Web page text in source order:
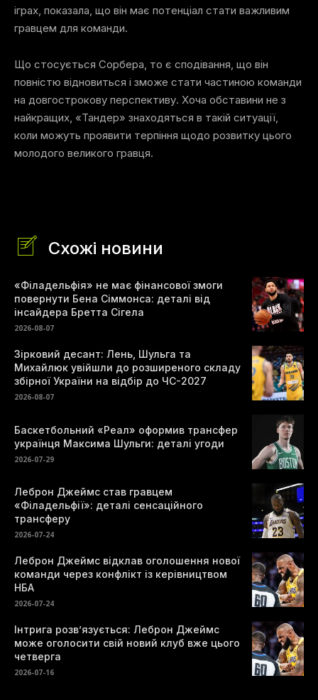
іграх, показала, що він має потенціал стати важливим
гравцем для команди.
Що стосується Сорбера, то є сподівання, що він
повністю відновиться і зможе стати частиною команди
на довгострокову перспективу. Хоча обставини не з
найкращих, «Тандер» знаходяться в такій ситуації,
коли можуть проявити терпіння щодо розвитку цього
молодого великого гравця.
Схожі новини
«Філадельфія» не має фінансової змоги
повернути Бена Сіммонса: деталі від
інсайдера Бретта Сігела
2026-08-07
Зірковий десант: Лень, Шульга та
Михайлюк увійшли до розширеного складу
збірної України на відбір до ЧС-2027
2026-08-07
Баскетбольний «Реал» оформив трансфер
українця Максима Шульги: деталі угоди
2026-07-29
Леброн Джеймс став гравцем
«Філадельфії»: деталі сенсаційного
трансферу
2026-07-24
Леброн Джеймс відклав оголошення нової
команди через конфлікт із керівництвом
НБА
2026-07-24
Інтрига розв’язується: Леброн Джеймс
може оголосити свій новий клуб вже цього
четверга
2026-07-16